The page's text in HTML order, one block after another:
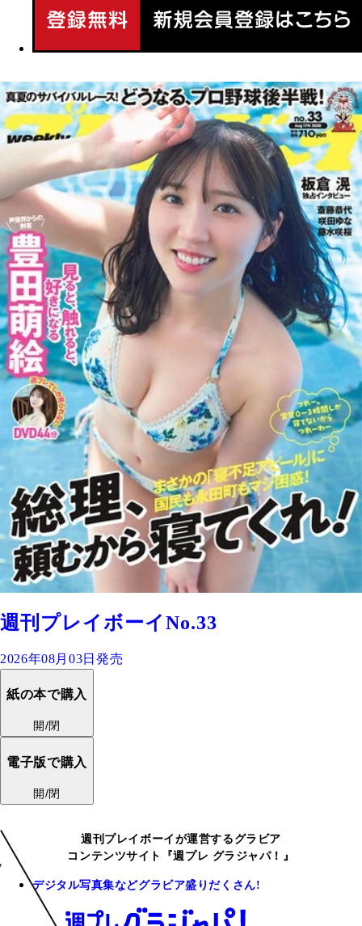
週刊プレイボーイNo.33
2026年08月03日発売
紙の本で購入
開/閉
電子版で購入
開/閉
週刊プレイボーイが運営するグラビア
コンテンツサイト『週プレ グラジャパ！』
デジタル写真集などグラビア盛りだくさん!